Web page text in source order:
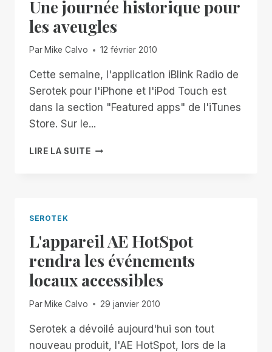
Une journée historique pour
les aveugles
Par Mike Calvo 12 février 2010
Cette semaine, l'application iBlink Radio de
Serotek pour l'iPhone et l'iPod Touch est
dans la section "Featured apps" de l'iTunes
Store. Sur le...
LIRE LA SUITEUNE
SEROTEK
L'appareil AE HotSpot
rendra les événements
locaux accessibles
Par Mike Calvo 29 janvier 2010
Serotek a dévoilé aujourd'hui son tout
nouveau produit, l'AE HotSpot, lors de la